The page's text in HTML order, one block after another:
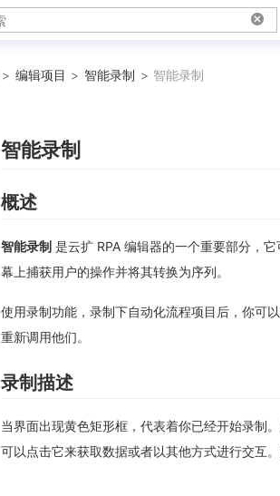
编辑项目 智能录制 智能录制
智能录制
概述
智能录制 是云扩 RPA 编辑器的一个重要部分，
幕上捕获用户的操作并将其转换为序列。
使用录制功能，录制下自动化流程项目后，你可
重新调用他们。
录制描述
当界面出现黄色矩形框，代表着你已经开始录制
可以点击它来获取数据或者以其他方式进行交互